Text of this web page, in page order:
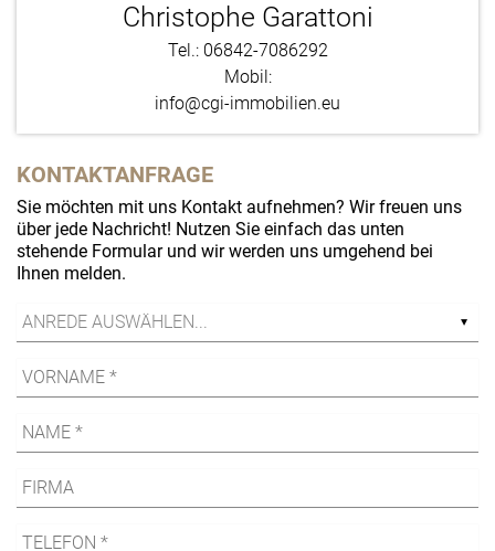
Christophe Garattoni
Tel.: 06842-7086292
Mobil:
info@cgi-immobilien.eu
KONTAKTANFRAGE
Sie möchten mit uns Kontakt aufnehmen? Wir freuen uns
über jede Nachricht! Nutzen Sie einfach das unten
stehende Formular und wir werden uns umgehend bei
Ihnen melden.